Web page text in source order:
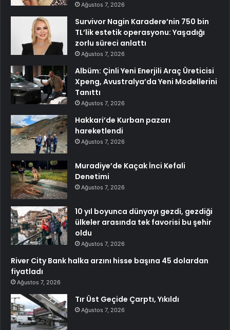
Ağustos 7, 2026
Survivor Nagin Karadere’nin 750 bin
TL’lik estetik operasyonu: Yaşadığı
zorlu süreci anlattı
Ağustos 7, 2026
Albüm: Çinli Yeni Enerjili Araç Üreticisi
Xpeng, Avustralya’da Yeni Modellerini
Tanıttı
Ağustos 7, 2026
Hakkari’de Kurban pazarı
hareketlendi
Ağustos 7, 2026
Muradiye’de Kaçak İnci Kefali
Denetimi
Ağustos 7, 2026
10 yıl boyunca dünyayı gezdi, gezdiği
ülkeler arasında tek favorisi bu şehir
oldu
Ağustos 7, 2026
River City Bank halka arzını hisse başına 45 dolardan
fiyatladı
Ağustos 7, 2026
Tır Üst Geçide Çarptı, Yıkıldı
Ağustos 7, 2026